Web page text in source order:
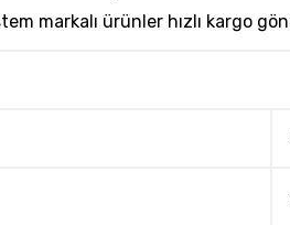
markalı ürünler hızlı kargo